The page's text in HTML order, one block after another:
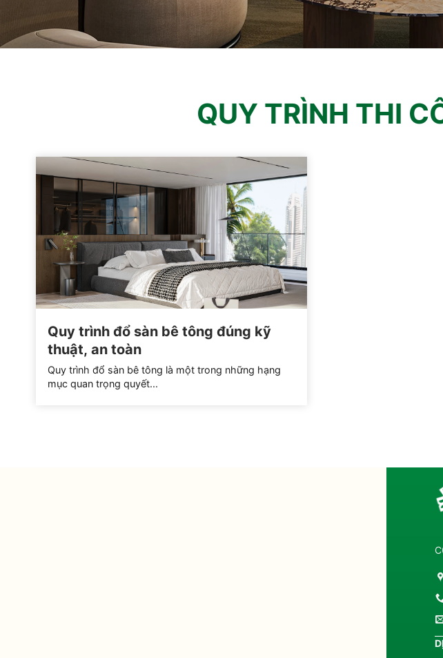
QUY TRÌNH THI
Quy trình đổ sàn bê tông đúng kỹ
thuật, an toàn
Quy trình đổ sàn bê tông là một trong những hạng
mục quan trọng quyết...